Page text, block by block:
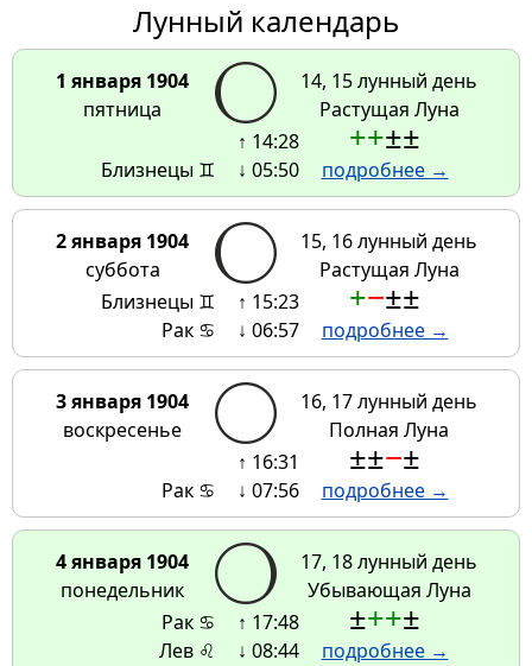
Лунный календарь
1 января 1904
пятница
14, 15 лунный день
Растущая Луна
Близнецы ♊
↑ 14:28
↓ 05:50
++±±
подробнее →
2 января 1904
суббота
15, 16 лунный день
Растущая Луна
Близнецы ♊
Рак ♋
↑ 15:23
↓ 06:57
+−±±
подробнее →
3 января 1904
воскресенье
16, 17 лунный день
Полная Луна
Рак ♋
↑ 16:31
↓ 07:56
±±−±
подробнее →
4 января 1904
понедельник
17, 18 лунный день
Убывающая Луна
Рак ♋
Лев ♌
↑ 17:48
↓ 08:44
±++±
подробнее →